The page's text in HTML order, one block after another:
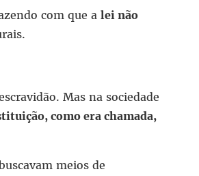
com que a lei não
Mas na sociedade
como era chamada,
meios de